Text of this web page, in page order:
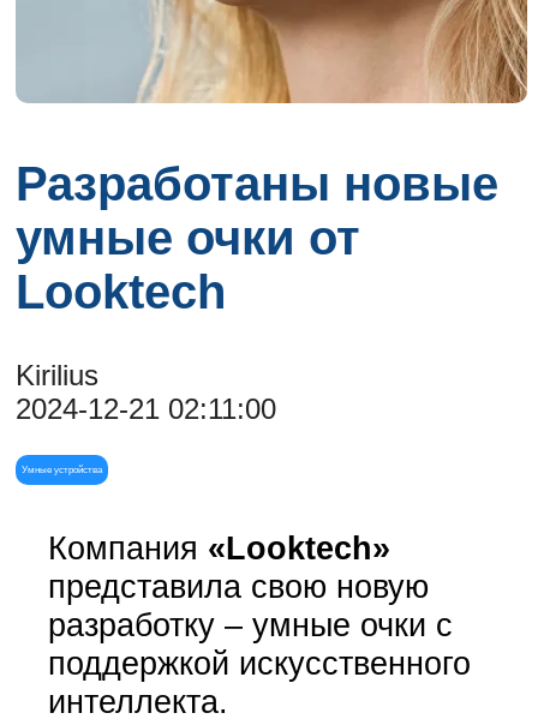
Разработаны новые
умные очки от
Looktech
Kirilius
2024-12-21 02:11:00
Умные устройства
Компания «Looktech»
представила свою новую
разработку – умные очки с
поддержкой искусственного
интеллекта.